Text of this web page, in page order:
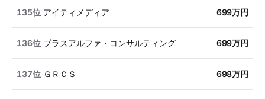
135位 アイティメディア 699万円
136位 プラスアルファ・コンサルティング 699万円
137位 ＧＲＣＳ 698万円